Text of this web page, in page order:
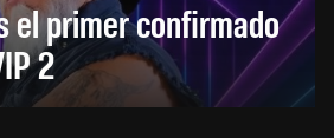
el primer confirmado
2